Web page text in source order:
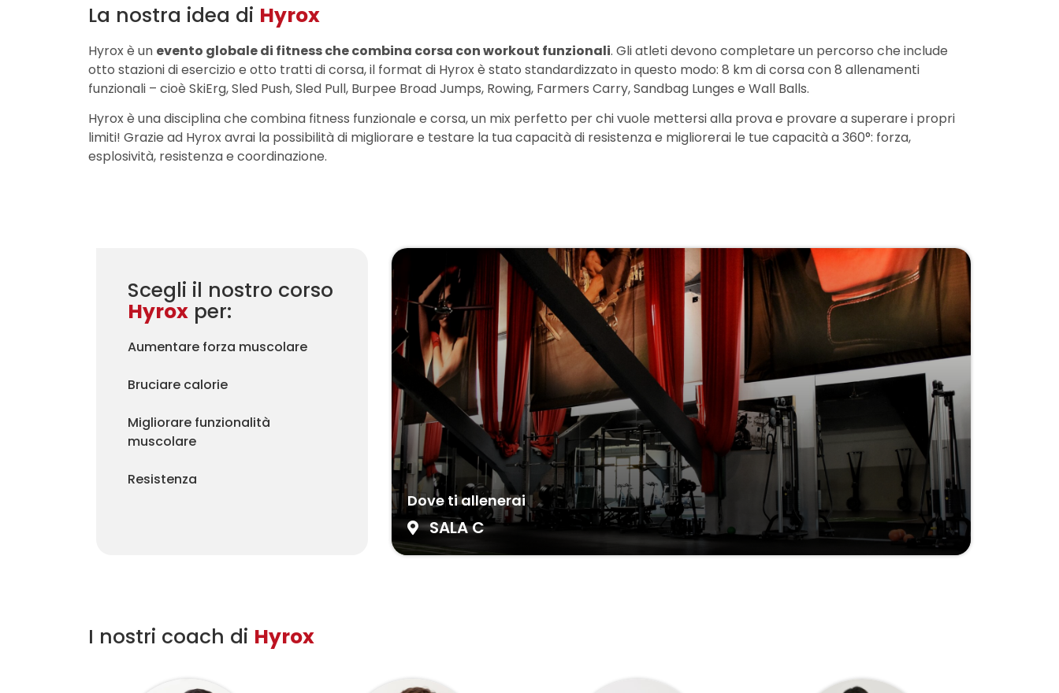
La nostra idea di Hyrox
Hyrox è un evento globale di fitness che combina corsa con workout funzionali. Gli atleti devono completare un percorso che include
otto stazioni di esercizio e otto tratti di corsa, il format di Hyrox è stato standardizzato in questo modo: 8 km di corsa con 8 allenamenti
funzionali – cioè SkiErg, Sled Push, Sled Pull, Burpee Broad Jumps, Rowing, Farmers Carry, Sandbag Lunges e Wall Balls.
Hyrox è una disciplina che combina fitness funzionale e corsa, un mix perfetto per chi vuole mettersi alla prova e provare a superare i propri
limiti! Grazie ad Hyrox avrai la possibilità di migliorare e testare la tua capacità di resistenza e migliorerai le tue capacità a 360°: forza,
esplosività, resistenza e coordinazione.
Scegli il nostro corso
Hyrox per:
Aumentare forza muscolare
Bruciare calorie
Migliorare funzionalità
muscolare
Resistenza
Dove ti allenerai
SALA C
I nostri coach di Hyrox